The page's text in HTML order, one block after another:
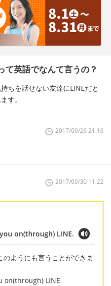
て英語でなんて言うの？
ちを話せない友達にLINEだと
す。
2017/09/26 21:16
2017/09/30 11:22
on(through) LINE.
のようにも言うことができま
on(through) LINE.